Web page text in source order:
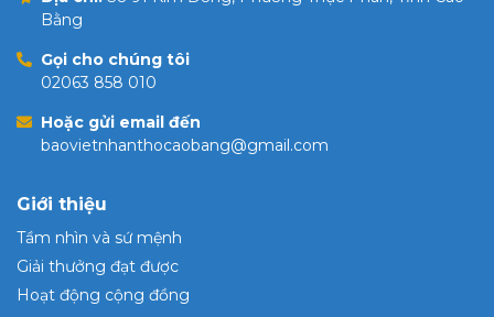
Bằng
Gọi cho chúng tôi
02063 858 010
Hoặc gửi email đến
baovietnhanthocaobang@gmail.com
Giới thiệu
Tầm nhìn và sứ mệnh
Giải thưởng đạt được
Hoạt động cộng đồng